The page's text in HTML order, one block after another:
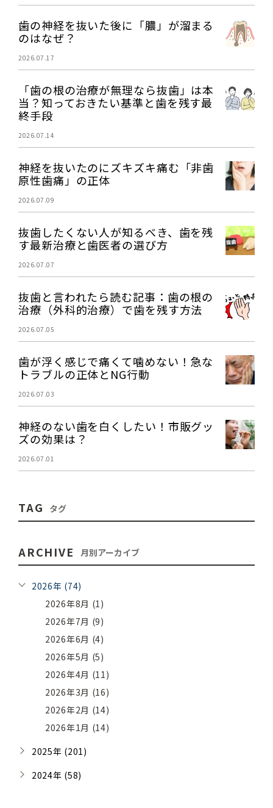
歯の神経を抜いた後に「膿」が溜まる
のはなぜ？
2026.07.17
「歯の根の治療が無理なら抜歯」は本
当？知っておきたい基準と歯を残す最
終手段
2026.07.14
神経を抜いたのにズキズキ痛む「非歯
原性歯痛」の正体
2026.07.09
抜歯したくない人が知るべき、歯を残
す最新治療と歯医者の選び方
2026.07.07
抜歯と言われたら読む記事：歯の根の
治療（外科的治療）で歯を残す方法
2026.07.05
歯が浮く感じで痛くて噛めない！急な
トラブルの正体とNG行動
2026.07.03
神経のない歯を白くしたい！市販グッ
ズの効果は？
2026.07.01
TAG タグ
ARCHIVE 月別アーカイブ
2026年 (74)
2026年8月 (1)
2026年7月 (9)
2026年6月 (4)
2026年5月 (5)
2026年4月 (11)
2026年3月 (16)
2026年2月 (14)
2026年1月 (14)
2025年 (201)
2024年 (58)